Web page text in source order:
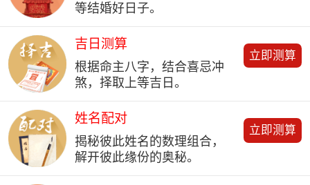
等结婚好日子。
吉日测算
根据命主八字，结合喜忌冲
煞，择取上等吉日。
立即测算
姓名配对
揭秘彼此姓名的数理组合，
解开彼此缘份的奥秘。
立即测算